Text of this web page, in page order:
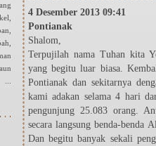
4 Desember 2013 09:41
Pontianak
Shalom,
Terpujilah nama Tuhan kita
yang begitu luar biasa.
Pontianak dan sekitarnya
kami adakan selama 4 hari
pengunjung 25.083 orang.
secara langsung benda-benda
Dan begitu banyak sekali